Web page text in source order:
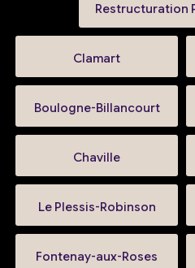
Restructuration
Clamart
Boulogne-Billancourt
Chaville
Le Plessis-Robinson
Fontenay-aux-Roses